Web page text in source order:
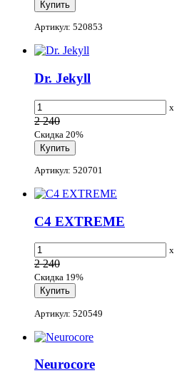
Артикул: 520853
Dr. Jekyll
x
2 240
Скидка 20%
Артикул: 520701
C4 EXTREME
x
2 240
Скидка 19%
Артикул: 520549
Neurocore